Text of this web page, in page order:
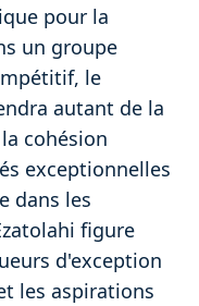
pour la
un groupe
le
autant de la
cohésion
exceptionnelles
dans les
figure
d'exception
les aspirations